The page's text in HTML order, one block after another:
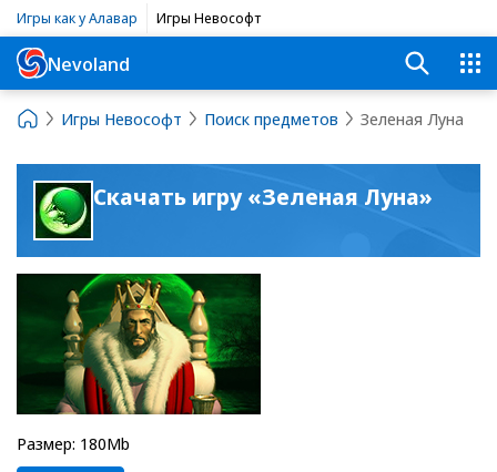
Игры как у Алавар Игры Невософт
Nevoland
Игры Невософт Поиск предметов Зеленая Луна
Скачать игру «Зеленая Луна»
Размер: 180Mb